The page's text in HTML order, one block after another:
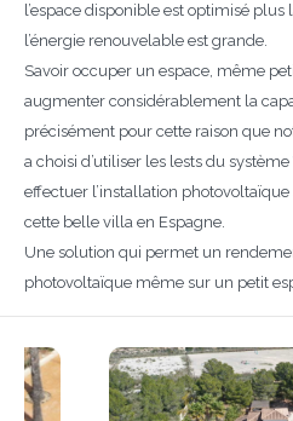
l’espace disponible est optimisé
l’énergie renouvelable est grande.
Savoir occuper un espace, même
augmenter considérablement la
précisément pour cette raison que
a choisi d’utiliser les lests du système
effectuer l’installation
cette belle villa en Espagne.
Une solution qui permet un
photovoltaïque même sur un petit